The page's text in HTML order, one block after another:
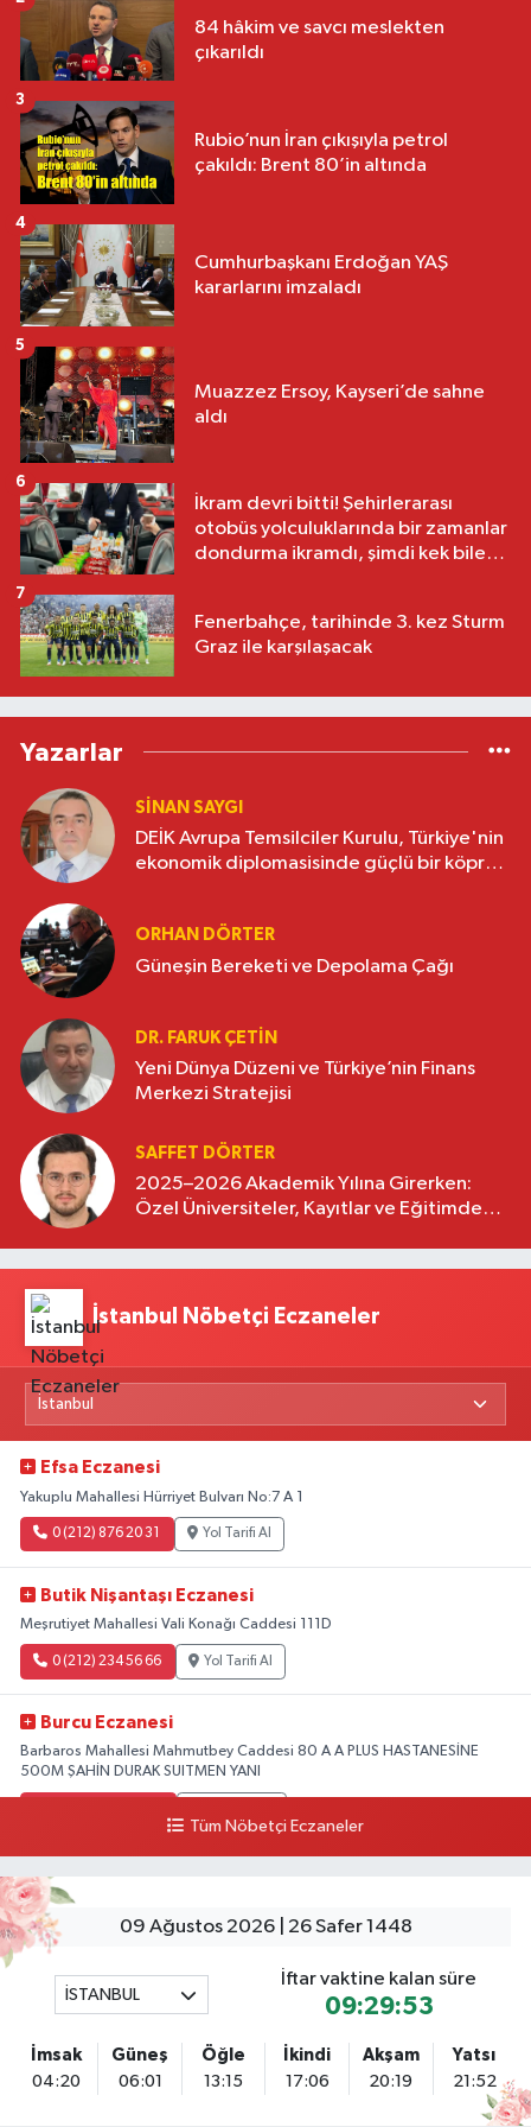
84 hâkim ve savcı meslekten
çıkarıldı
Rubio’nun İran çıkışıyla petrol
çakıldı: Brent 80’in altında
3
Cumhurbaşkanı Erdoğan YAŞ
kararlarını imzaladı
4
Muazzez Ersoy, Kayseri’de sahne
aldı
5
İkram devri bitti! Şehirlerarası
otobüs yolculuklarında bir zamanlar
dondurma ikramdı, şimdi kek bile
6
Fenerbahçe, tarihinde 3. kez Sturm
Graz ile karşılaşacak
7
Yazarlar
SINAN SAYGI
DEİK Avrupa Temsilciler Kurulu, Türkiye'nin
ekonomik diplomasisinde güçlü bir köprü
ORHAN DÖRTER
Güneşin Bereketi ve Depolama Çağı
DR. FARUK ÇETİN
Yeni Dünya Düzeni ve Türkiye’nin Finans
Merkezi Stratejisi
SAFFET DÖRTER
2025–2026 Akademik Yılına Girerken:
Özel Üniversiteler, Kayıtlar ve Eğitimde
İstanbul Nöbetçi Eczaneler
Efsa Eczanesi
Yakuplu Mahallesi Hürriyet Bulvarı No:7 A 1
0 (212) 876 20 31 Yol Tarifi Al
Butik Nişantaşı Eczanesi
Meşrutiyet Mahallesi Vali Konağı Caddesi 111D
0 (212) 234 56 66 Yol Tarifi Al
Burcu Eczanesi
Barbaros Mahallesi Mahmutbey Caddesi 80 A A PLUS HASTANESİNE
500M ŞAHİN DURAK SUITMEN YANI
Akşemsettin Mahallesi Akdeniz Caddesi No:12 A 41.01948179055185,
28.946705949073934
Tersane İstanbul Eczanesi
Camiikebir Mahallesi Taşkızak Tersanesi Caddesi 6 6B Tersane İstanbul
içerisi ama yol üzerinde
Tüm Nöbetçi Eczaneler
09 Ağustos 2026 | 26 Safer 1448
İSTANBUL
İftar vaktine kalan süre
09:29:52
İmsak
04:20
Güneş
06:01
Öğle
13:15
İkindi
17:06
Akşam
20:19
Yatsı
21:52